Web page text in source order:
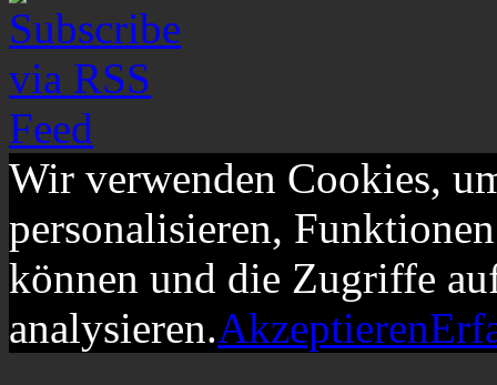
Wir verwenden Cookies,
personalisieren,
können und die Zugriffe
analysieren.Akzeptieren